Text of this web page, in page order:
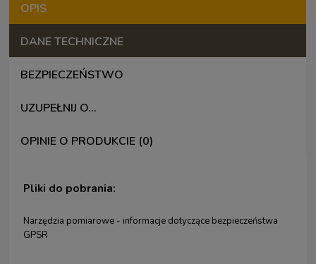
OPIS
DANE TECHNICZNE
BEZPIECZEŃSTWO
UZUPEŁNIJ O...
OPINIE O PRODUKCIE (0)
Pliki do pobrania:
Narzędzia pomiarowe - informacje dotyczące bezpieczeństwa
GPSR